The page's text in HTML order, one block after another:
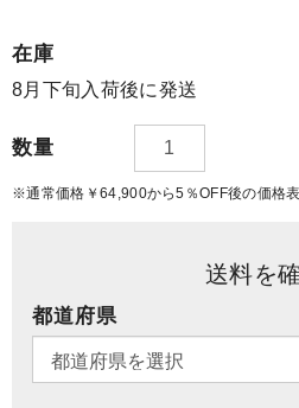
在庫
8月下旬入荷後に発送
数量
※通常価格￥64,900から5％OFF後の価格表
送料を
都道府県